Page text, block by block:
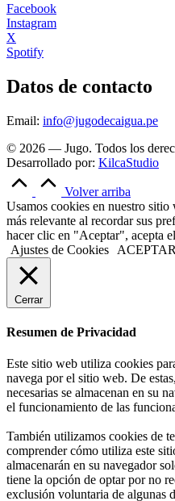
Facebook
Instagram
X
Spotify
Datos de contacto
Email: info@jugodecaigua.pe
© 2026 — Jugo. Todos los
Desarrollado por: KilcaStudio
Volver arriba
Usamos cookies en nuestro
más relevante al recordar sus
hacer clic en "Aceptar", acepta
Ajustes de Cookies
ACEPTAR
Cerrar
Resumen de Privacidad
Este sitio web utiliza cookies
navega por el sitio web. De
necesarias se almacenan en su
el funcionamiento de las
También utilizamos cookies de
comprender cómo utiliza este
almacenarán en su navegador
tiene la opción de optar por no
exclusión voluntaria de algunas